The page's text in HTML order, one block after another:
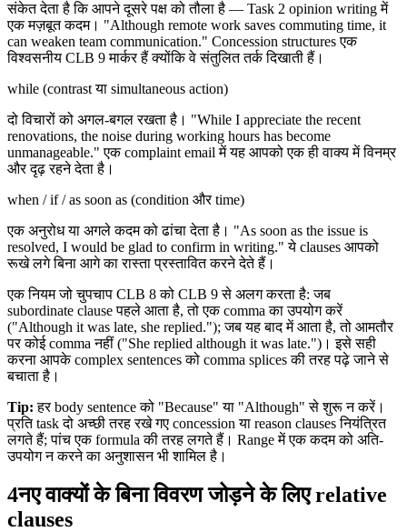
संकेत देता है कि आपने दूसरे पक्ष को तौला है — Task 2 opinion writing में
एक मज़बूत कदम। "Although remote work saves commuting time, it
can weaken team communication." Concession structures एक
विश्वसनीय CLB 9 मार्कर हैं क्योंकि वे संतुलित तर्क दिखाती हैं।
while (contrast या simultaneous action)
दो विचारों को अगल-बगल रखता है। "While I appreciate the recent
renovations, the noise during working hours has become
unmanageable." एक complaint email में यह आपको एक ही वाक्य में विनम्र
और दृढ़ रहने देता है।
when / if / as soon as (condition और time)
एक अनुरोध या अगले कदम को ढांचा देता है। "As soon as the issue is
resolved, I would be glad to confirm in writing." ये clauses आपको
रूखे लगे बिना आगे का रास्ता प्रस्तावित करने देते हैं।
एक नियम जो चुपचाप CLB 8 को CLB 9 से अलग करता है: जब
subordinate clause पहले आता है, तो एक comma का उपयोग करें
("Although it was late, she replied."); जब यह बाद में आता है, तो आमतौर
पर कोई comma नहीं ("She replied although it was late.")। इसे सही
करना आपके complex sentences को comma splices की तरह पढ़े जाने से
बचाता है।
Tip: हर body sentence को "Because" या "Although" से शुरू न करें।
प्रति task दो अच्छी तरह रखे गए concession या reason clauses नियंत्रित
लगते हैं; पांच एक formula की तरह लगते हैं। Range में एक कदम को अति-
उपयोग न करने का अनुशासन भी शामिल है।
4नए वाक्यों के बिना विवरण जोड़ने के लिए relative
clauses